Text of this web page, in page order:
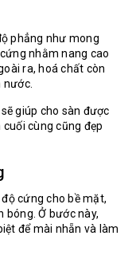
phẳng như mong
nhằm nang cao
ra, hoá chất còn
giúp cho sàn được
cùng cũng đẹp
cứng cho bề mặt,
bóng. Ở bước này,
để mài nhẵn và làm